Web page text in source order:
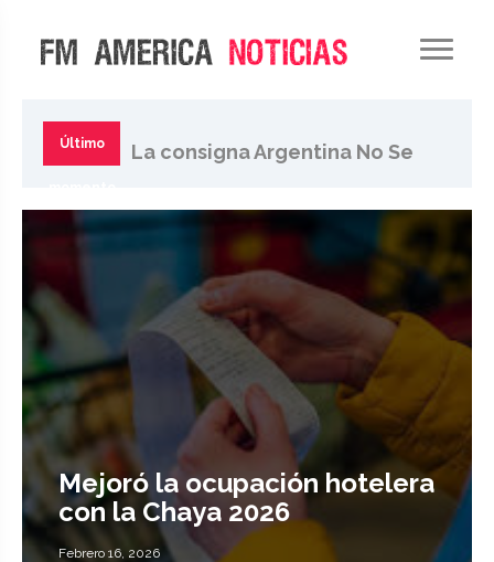
Último
La consigna Argentina No Se
Gobierno, movilizan al
Mejoró la ocupación hotelera
con la Chaya 2026
Febrero 16, 2026